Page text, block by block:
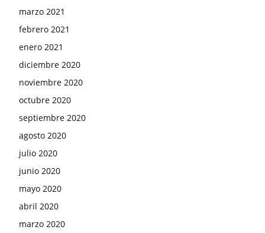
marzo 2021
febrero 2021
enero 2021
diciembre 2020
noviembre 2020
octubre 2020
septiembre 2020
agosto 2020
julio 2020
junio 2020
mayo 2020
abril 2020
marzo 2020